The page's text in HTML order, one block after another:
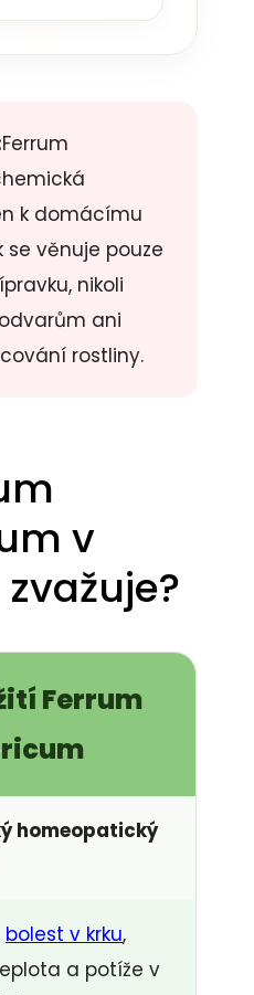
Ferrum
k domácímu
se věnuje pouze
nikoli
ani
rostliny.
v
Ferrum
homeopatický
bolest v krku,
a potíže v